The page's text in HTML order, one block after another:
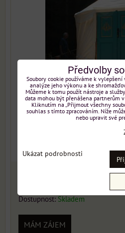
Dostupnost: Skladem
MÁM ZÁJEM
Předvolby
Soubory cookie používáme k
analýze jeho výkonu a ke
Můžeme k tomu použít nástroje a
data mohou být přenášena partnerům
Kliknutím na „Přijmout všechny
souhlas s tímto zpracováním. Níže
nebo upravit své
Ukázat podrobnosti